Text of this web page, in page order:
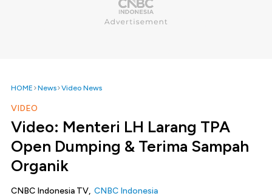
HOME News Video News
VIDEO
Video: Menteri LH Larang TPA
Open Dumping & Terima Sampah
Organik
CNBC Indonesia TV, CNBC Indonesia